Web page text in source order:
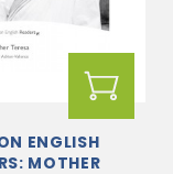
ENGLISH
MOTHER